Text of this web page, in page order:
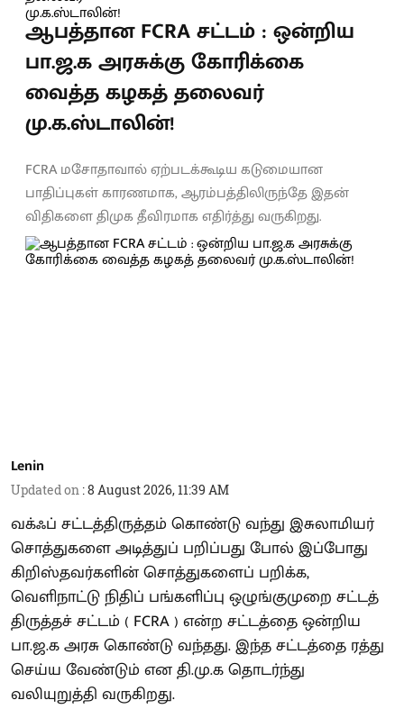
ஆபத்தான FCRA சட்டம் : ஒன்றிய
பா.ஜ.க அரசுக்கு கோரிக்கை
வைத்த கழகத் தலைவர்
மு.க.ஸ்டாலின்!
FCRA மசோதாவால் ஏற்படக்கூடிய கடுமையான
பாதிப்புகள் காரணமாக, ஆரம்பத்திலிருந்தே இதன்
விதிகளை திமுக தீவிரமாக எதிர்த்து வருகிறது.
Lenin
Updated on :8 August 2026, 11:39 AM
வக்ஃப் சட்டத்திருத்தம் கொண்டு வந்து இசுலாமியர்
சொத்துகளை அடித்துப் பறிப்பது போல் இப்போது
கிறிஸ்தவர்களின் சொத்துகளைப் பறிக்க,
வெளிநாட்டு நிதிப் பங்களிப்பு ஒழுங்குமுறை சட்டத்
திருத்தச் சட்டம் ( FCRA ) என்ற சட்டத்தை ஒன்றிய
பா.ஜ.க அரசு கொண்டு வந்தது. இந்த சட்டத்தை ரத்து
செய்ய வேண்டும் என தி.மு.க தொடர்ந்து
வலியுறுத்தி வருகிறது.